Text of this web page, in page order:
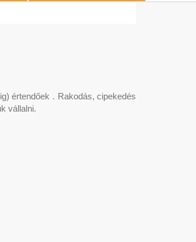
értendőek . Rakodás, cipekedés
vállalni.